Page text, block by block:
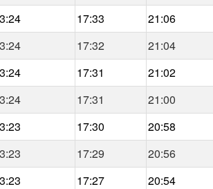
17:33 21:06
17:32 21:04
17:31 21:02
17:31 21:00
17:30 20:58
17:29 20:56
17:27 20:54